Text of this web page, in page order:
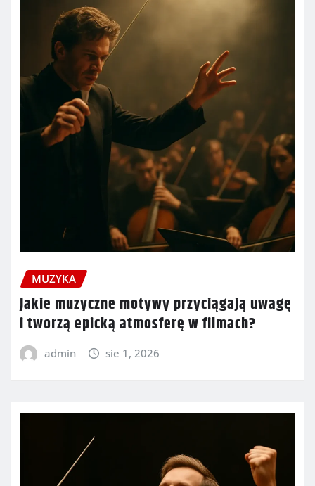
MUZYKA
Jakie muzyczne motywy przyciągają uwagę
i tworzą epicką atmosferę w filmach?
admin sie 1, 2026